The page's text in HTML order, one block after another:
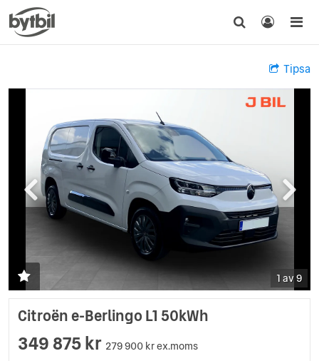
Tipsa
1 av 9
Citroën e-Berlingo L1 50kWh
349 875 kr 279 900 kr ex.moms